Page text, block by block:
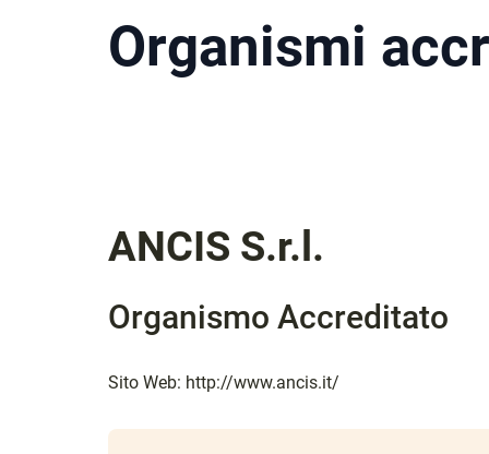
Organismi
ANCIS S.r.l.
Organismo Accreditato
Sito Web: http://www.ancis.it/